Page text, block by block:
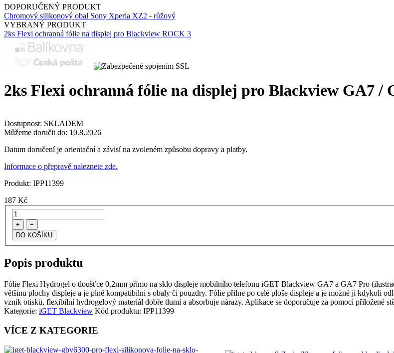
DOPORUČENÝ PRODUKT
Chromový silikonový obal Sony Xperia XZ2 - růžový
VYBRANÝ PRODUKT
2ks Flexi ochranná fólie na displej pro Blackview ROCK 3
2ks Flexi ochranná fólie na displej pro Blackview GA7 /
Dostupnost: SKLADEM
Můžeme doručit do: 10.8.2026
Datum doručení je orientační a závisí na zvoleném způsobu dopravy a platby.
Informace o přepravě naleznete zde.
Produkt: IPP11399
187 Kč
+ −
Popis produktu
Fólie Flexi Hydrogel o tloušťce 0,2mm přímo na sklo displeje mobilního telefonu iGET Blackview GA7 a GA7 Pro
většinu plochy displeje a je plně kompatibilní s obaly či pouzdry. Fólie přilne po celé ploše displeje a je možné ji kdykoli
vznik otisků, flexibilní hydrogelový materiál dobře tlumí a absorbuje nárazy. Aplikace se doporučuje za pomocí přiložené
Kategorie: iGET Blackview Kód produktu: IPP11399
VÍCE Z KATEGORIE